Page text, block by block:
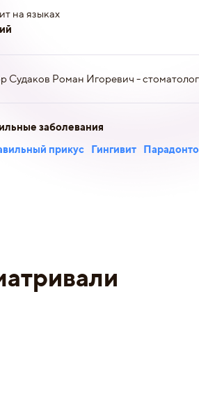
на языках
Судаков Роман Игоревич -
заболевания
прикус Гингивит